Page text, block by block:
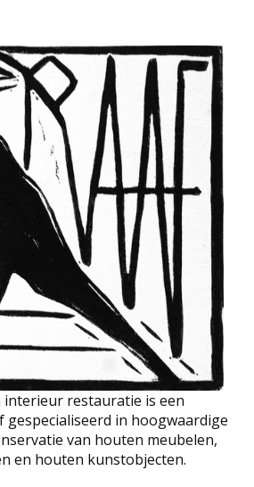
interieur restauratie is een
gespecialiseerd in hoogwaardige
van houten meubelen,
en houten kunstobjecten.